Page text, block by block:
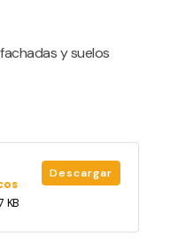
y suelos
KB
Descargar